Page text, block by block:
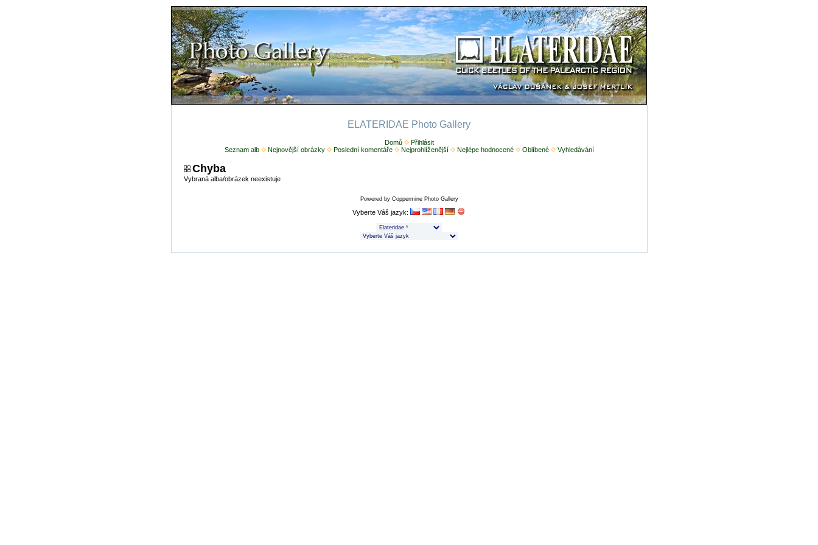
ELATERIDAE Photo Gallery
Domů
Přihlásit
Seznam alb
Nejnovější obrázky Poslední komentáře Nejprohlíženější Nejlépe hodnocené Oblíbené Vyhledávání
Chyba
Vybraná alba/obrázek neexistuje
Powered by Coppermine Photo Gallery
Vyberte Váš jazyk: